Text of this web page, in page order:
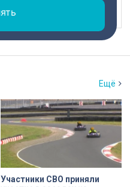
Ещё
Участники СВО приняли